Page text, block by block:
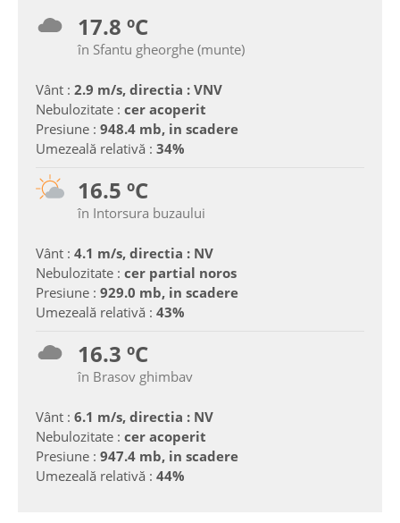
17.8 ºC
în Sfantu gheorghe (munte)
Vânt : 2.9 m/s, directia : VNV
Nebulozitate : cer acoperit
Presiune : 948.4 mb, in scadere
Umezeală relativă : 34%
16.5 ºC
în Intorsura buzaului
Vânt : 4.1 m/s, directia : NV
Nebulozitate : cer partial noros
Presiune : 929.0 mb, in scadere
Umezeală relativă : 43%
16.3 ºC
în Brasov ghimbav
Vânt : 6.1 m/s, directia : NV
Nebulozitate : cer acoperit
Presiune : 947.4 mb, in scadere
Umezeală relativă : 44%